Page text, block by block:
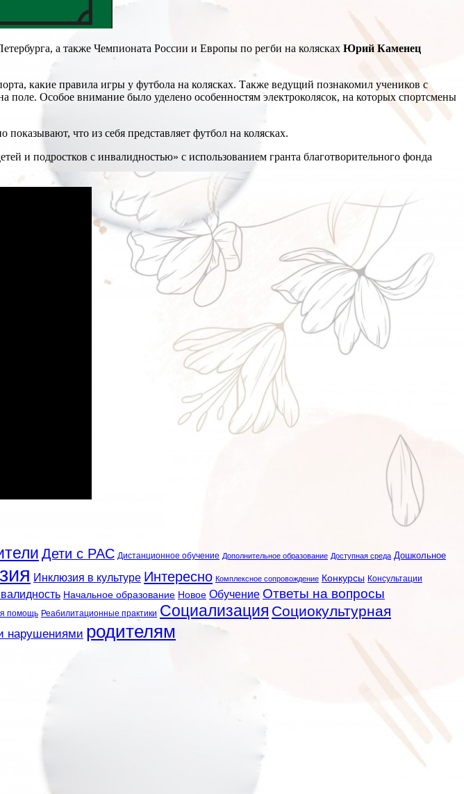
а также Чемпионата России и Европы по регби на колясках Юрий Каменец
какие правила игры у футбола на колясках. Также ведущий познакомил учеников с
поле. Особое внимание было уделено особенностям электроколясок, на которых спортсмены
что из себя представляет футбол на колясках.
и подростков с инвалидностью» с использованием гранта благотворительного фонда
Дети с РАС Дистанционное обучение Дополнительное образование Доступная среда Дошкольное
Инклюзия в культуре Интересно Комплексное сопровождение Конкурсы Консультации
Начальное образование Новое Обучение Ответы на вопросы
помощь Реабилитационные практики Социализация Социокультурная
нарушениями родителям